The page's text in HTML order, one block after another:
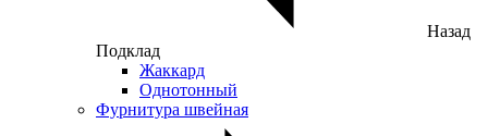
Назад
Подклад
Жаккард
Однотонный
Фурнитура швейная